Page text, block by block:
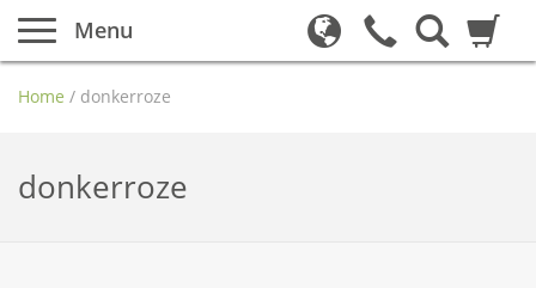
Menu
Home / donkerroze
donkerroze